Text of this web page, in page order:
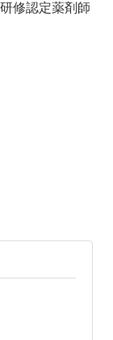
修認定薬剤師